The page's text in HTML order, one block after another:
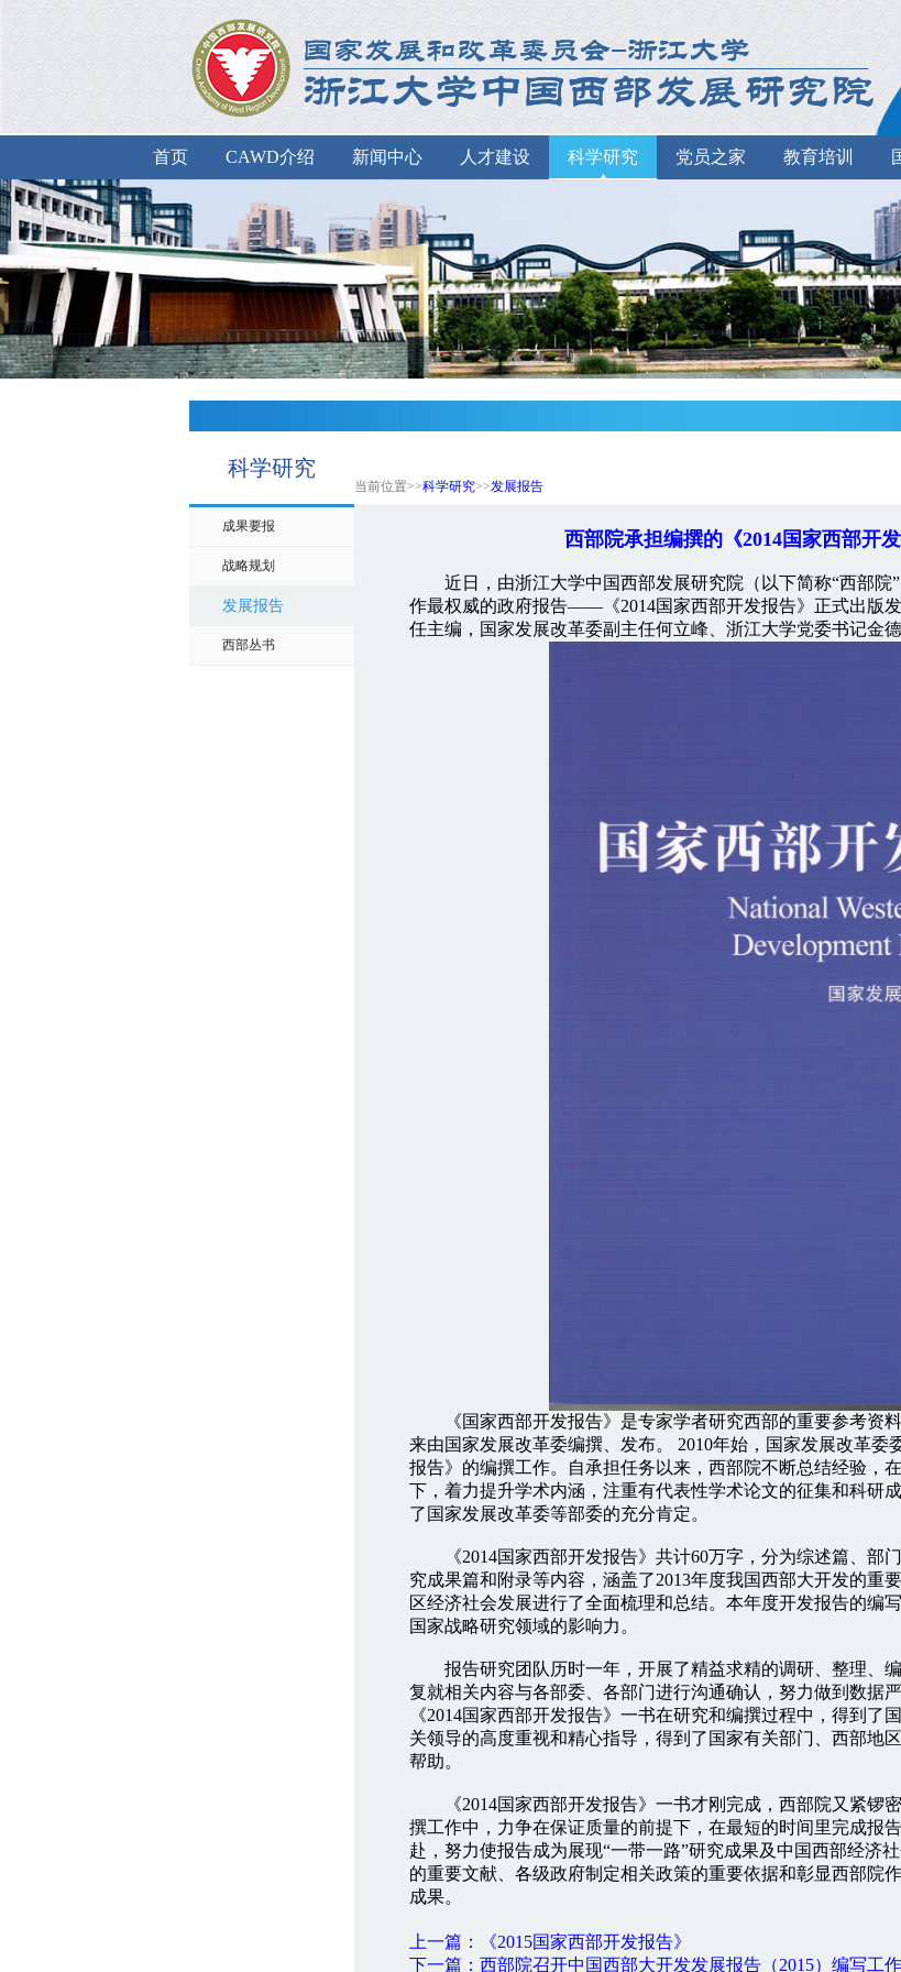
首页 CAWD介绍 新闻中心 人才建设 科学研究 党员之家 教育培训
科学研究
当前位置>>科学研究>>发展报告
成果要报
战略规划
发展报告
西部丛书
西部院承担编撰的《2014国家西部开
近日，由浙江大学中国西部发展研究院（以下简称“西部院
作最权威的政府报告——《2014国家西部开发报告》正式出版
任主编，国家发展改革委副主任何立峰、浙江大学党委书记金德
《国家西部开发报告》是专家学者研究西部的重要参考资
来由国家发展改革委编撰、发布。 2010年始，国家发展改革
报告》的编撰工作。自承担任务以来，西部院不断总结经验，
下，着力提升学术内涵，注重有代表性学术论文的征集和科研
了国家发展改革委等部委的充分肯定。
《2014国家西部开发报告》共计60万字，分为综述篇、部
究成果篇和附录等内容，涵盖了2013年度我国西部大开发的重
区经济社会发展进行了全面梳理和总结。本年度开发报告的编
国家战略研究领域的影响力。
报告研究团队历时一年，开展了精益求精的调研、整理、编
复就相关内容与各部委、各部门进行沟通确认，努力做到数据
《2014国家西部开发报告》一书在研究和编撰过程中，得到了
关领导的高度重视和精心指导，得到了国家有关部门、西部地
帮助。
《2014国家西部开发报告》一书才刚完成，西部院又紧锣密
撰工作中，力争在保证质量的前提下，在最短的时间里完成报
赴，努力使报告成为展现“一带一路”研究成果及中国西部经济
的重要文献、各级政府制定相关政策的重要依据和彰显西部院
成果。
上一篇：《2015国家西部开发报告》
下一篇：西部院召开中国西部大开发发展报告（2015）编写工